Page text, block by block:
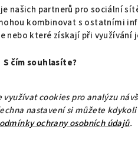
našich partnerů pro sociální
kombinovat s ostatními
nebo které získají při využívání
S čím souhlasíte?
cookies pro analýzu
nastavení si můžete
ochrany osobních údajů.
panely pro VÁLENDY
POSTELE
od175 Kč
Průměrné
hodnocení
produktu
Detail